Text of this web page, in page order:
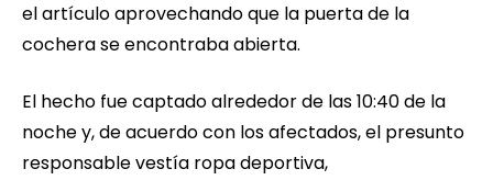
el artículo aprovechando que la puerta de la
cochera se encontraba abierta.
El hecho fue captado alrededor de las 10:40 de la
noche y, de acuerdo con los afectados, el presunto
responsable vestía ropa deportiva,